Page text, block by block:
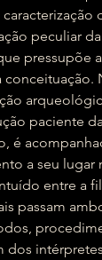
peculiar
pressupõe
paciente
é
a seu lugar
entre a
passam
dos